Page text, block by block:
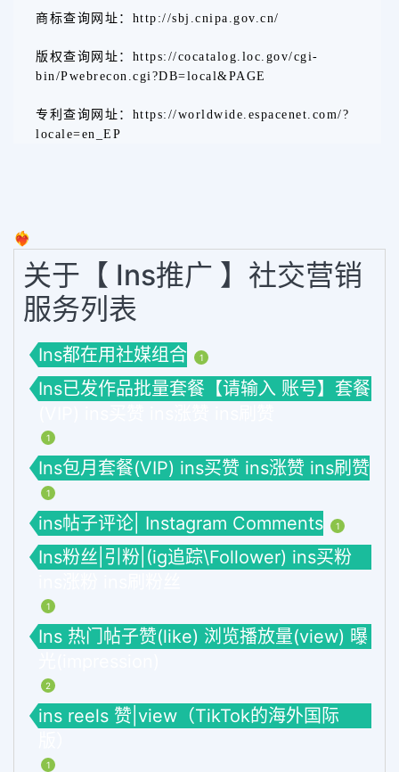
商标查询网址：http://sbj.cnipa.gov.cn/
版权查询网址：https://cocatalog.loc.gov/cgi-
bin/Pwebrecon.cgi?DB=local&PAGE
专利查询网址：https://worldwide.espacenet.com/?
locale=en_EP
❤️‍🔥
关于【 Ins推广 】社交营销
服务列表
Ins都在用社媒组合 1
Ins已发作品批量套餐【请输入 账号】套餐
1
Ins包月套餐(VIP) ins买赞 ins涨赞 ins刷赞
1
ins帖子评论| Instagram Comments 1
Ins粉丝|引粉|(ig追踪\Follower) ins买粉
1
Ins 热门帖子赞(like) 浏览播放量(view) 曝
2
ins reels 赞|view（TikTok的海外国际
1